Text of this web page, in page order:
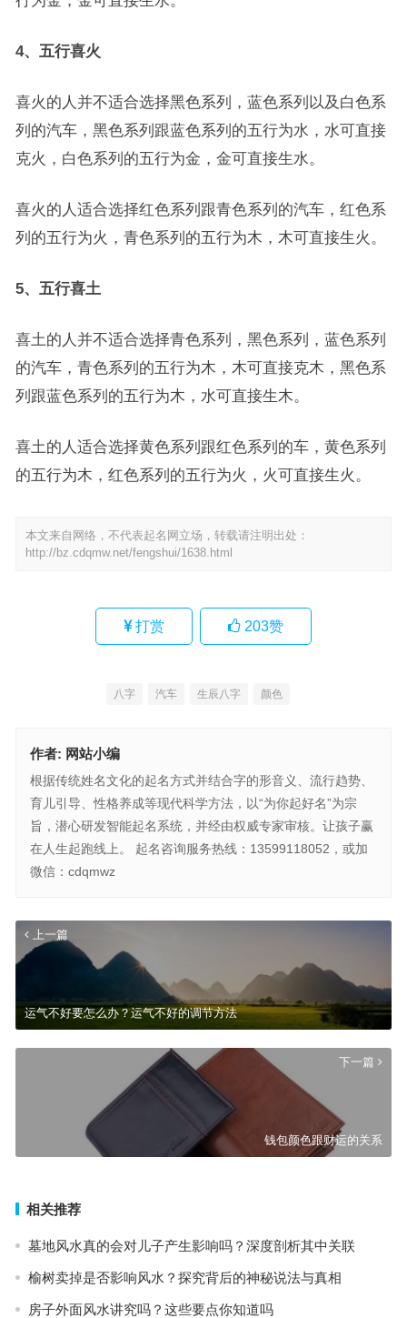
4、五行喜火
喜火的人并不适合选择黑色系列，蓝色系列以及白色系
列的汽车，黑色系列跟蓝色系列的五行为水，水可直接
克火，白色系列的五行为金，金可直接生水。
喜火的人适合选择红色系列跟青色系列的汽车，红色系
列的五行为火，青色系列的五行为木，木可直接生火。
5、五行喜土
喜土的人并不适合选择青色系列，黑色系列，蓝色系列
的汽车，青色系列的五行为木，木可直接克木，黑色系
列跟蓝色系列的五行为木，水可直接生木。
喜土的人适合选择黄色系列跟红色系列的车，黄色系列
的五行为木，红色系列的五行为火，火可直接生火。
本文来自网络，不代表起名网立场，转载请注明出处：
http://bz.cdqmw.net/fengshui/1638.html
打赏 203赞
八字 汽车 生辰八字 颜色
作者: 网站小编
根据传统姓名文化的起名方式并结合字的形音义、流行趋势、
育儿引导、性格养成等现代科学方法，以“为你起好名”为宗
旨，潜心研发智能起名系统，并经由权威专家审核。让孩子赢
在人生起跑线上。 起名咨询服务热线：13599118052，或加
微信：cdqmwz
上一篇
运气不好要怎么办？运气不好的调节方法
下一篇
钱包颜色跟财运的关系
相关推荐
墓地风水真的会对儿子产生影响吗？深度剖析其中关联
榆树卖掉是否影响风水？探究背后的神秘说法与真相
房子外面风水讲究吗？这些要点你知道吗